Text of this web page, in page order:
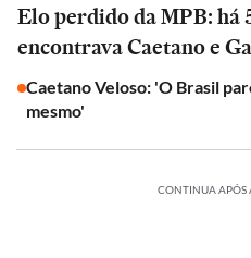
Elo perdido da MPB: há
encontrava Caetano e
Caetano Veloso: 'O Brasil
mesmo'
CONTINUA APÓS